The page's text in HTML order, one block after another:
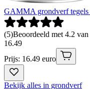
GAMMA grondverf
(5)Beoordeeld met 4.2
16.49
Prijs: 16.49 euro
Bekijk alles in grondverf